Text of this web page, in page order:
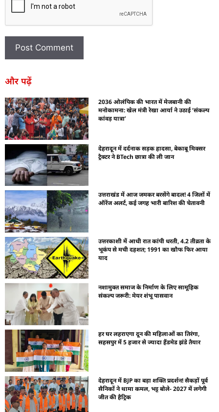
और पढ़ें
2036 ओलंपिक की भारत में मेजबानी की
मनोकामना: खेल मंत्री रेखा आर्या ने उठाई ‘संकल्प
कांवड़ यात्रा’
देहरादून में दर्दनाक सड़क हादसा, बेकाबू मिक्सर
ट्रैक्टर ने BTech छात्रा की ली जान
उत्तराखंड में आज जमकर बरसेंगे बादल! 4 जिलों में
ऑरेंज अलर्ट, कई जगह भारी बारिश की चेतावनी
उत्तरकाशी में आधी रात कांपी धरती, 4.2 तीव्रता के
भूकंप से मची दहशत; 1991 का खौफ फिर आया
याद
नशामुक्त समाज के निर्माण के लिए सामूहिक
संकल्प जरूरी: मेयर शंभू पासवान
हर घर लहराएगा दून की महिलाओं का तिरंगा,
सहसपुर में 5 हजार से ज्यादा हैंडमेड झंडे तैयार
देहरादून में BJP का बड़ा शक्ति प्रदर्शन! सैकड़ों पूर्व
सैनिकों ने थामा कमल, भट्ट बोले- 2027 में लगेगी
जीत की हैट्रिक